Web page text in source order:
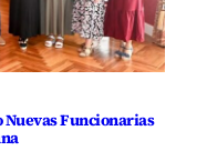
Nuevas Funcionarias